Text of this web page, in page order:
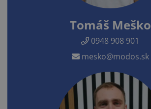
Tomáš Meško
0948 908 901
mesko@modos.sk